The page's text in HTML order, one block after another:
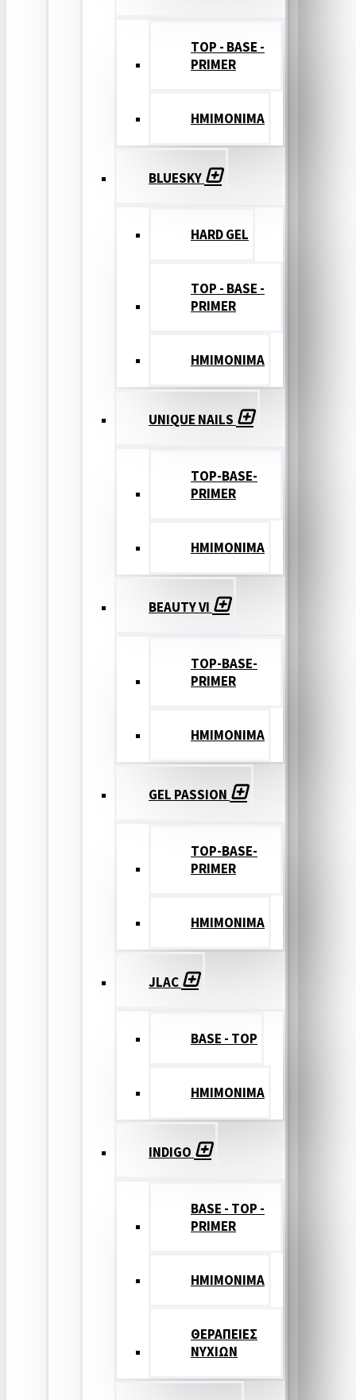
TOP - BASE -
PRIMER
ΗΜΙΜΟΝΙΜΑ
BLUESKY
HARD GEL
TOP - BASE -
PRIMER
ΗΜΙΜΟΝΙΜΑ
UNIQUE NAILS
TOP-BASE-
PRIMER
ΗΜΙΜΟΝΙΜΑ
BEAUTY VI
TOP-BASE-
PRIMER
ΗΜΙΜΟΝΙΜΑ
GEL PASSION
TOP-BASE-
PRIMER
ΗΜΙΜΟΝΙΜΑ
JLAC
BASE - TOP
ΗΜΙΜΟΝΙΜΑ
INDIGO
BASE - TOP -
PRIMER
HMIMONIMA
ΘΕΡΑΠΕΙΕΣ
ΝΥΧΙΩΝ